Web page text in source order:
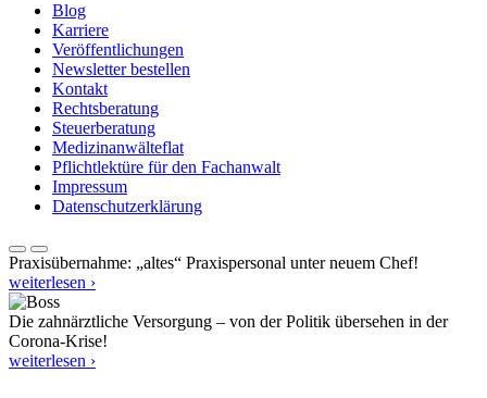
Blog
Karriere
Veröffentlichungen
Newsletter bestellen
Kontakt
Rechtsberatung
Steuerberatung
Medizinanwälteflat
Pflichtlektüre für den Fachanwalt
Impressum
Datenschutzerklärung
Praxisübernahme: „altes“ Praxispersonal unter neuem Chef!
weiterlesen ›
Die zahnärztliche Versorgung – von der Politik übersehen in der
Corona-Krise!
weiterlesen ›